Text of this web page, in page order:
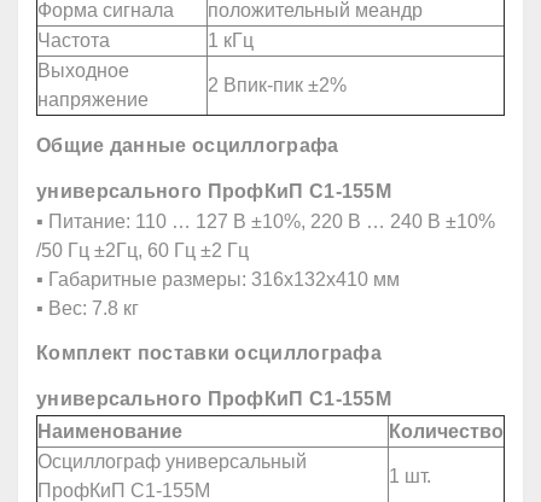
Форма сигнала
положительный меандр
Частота
1 кГц
Выходное
напряжение
2 Впик-пик ±2%
Общие данные осциллографа
универсального ПрофКиП С1-155М
▪ Питание: 110 … 127 В ±10%, 220 В … 240 В ±10%
/50 Гц ±2Гц, 60 Гц ±2 Гц
▪ Габаритные размеры: 316х132х410 мм
▪ Вес: 7.8 кг
Комплект поставки осциллографа
универсального ПрофКиП С1-155М
Наименование
Количество
Осциллограф универсальный
ПрофКиП С1-155М
1 шт.